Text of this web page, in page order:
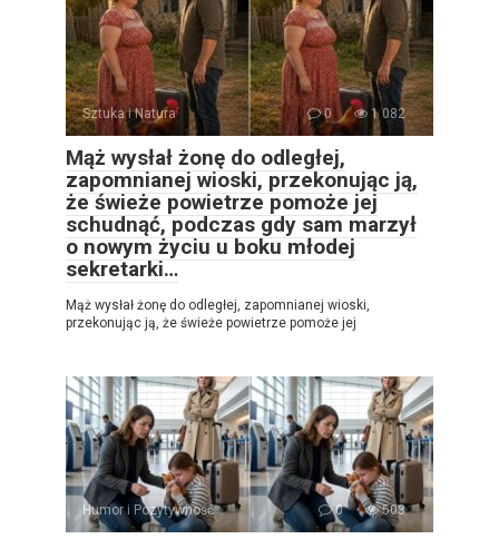
Sztuka i Natura 0 1 082
Mąż wysłał żonę do odległej,
zapomnianej wioski, przekonując ją,
że świeże powietrze pomoże jej
schudnąć, podczas gdy sam marzył
o nowym życiu u boku młodej
sekretarki…
Mąż wysłał żonę do odległej, zapomnianej wioski,
przekonując ją, że świeże powietrze pomoże jej
Humor i Pozytywność 0 503